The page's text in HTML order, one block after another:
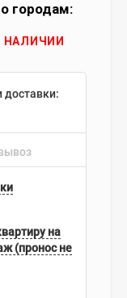
городам:
НАЛИЧИИ
доставки:
на
(пронос не